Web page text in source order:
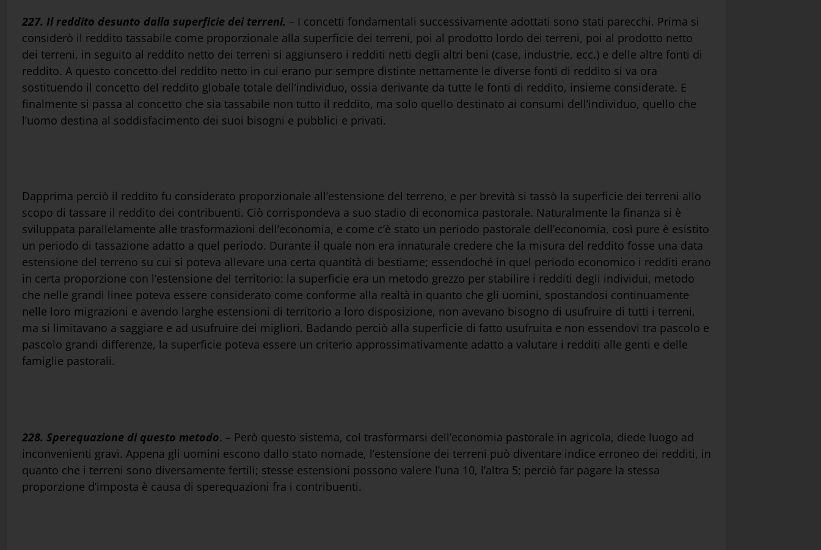
227. Il reddito desunto dalla superficie dei terreni. – I concetti fondamentali successivamente adottati sono stati parecchi. Prima si
considerò il reddito tassabile come proporzionale alla superficie dei terreni, poi al prodotto lordo dei terreni, poi al prodotto netto
dei terreni, in seguito al reddito netto dei terreni si aggiunsero i redditi netti degli altri beni (case, industrie, ecc.) e delle altre fonti di
reddito. A questo concetto del reddito netto in cui erano pur sempre distinte nettamente le diverse fonti di reddito si va ora
sostituendo il concetto del reddito globale totale dell’individuo, ossia derivante da tutte le fonti di reddito, insieme considerate. E
finalmente si passa al concetto che sia tassabile non tutto il reddito, ma solo quello destinato ai consumi dell’individuo, quello che
l’uomo destina al soddisfacimento dei suoi bisogni e pubblici e privati.
Dapprima perciò il reddito fu considerato proporzionale all’estensione del terreno, e per brevità si tassò la superficie dei terreni allo
scopo di tassare il reddito dei contribuenti. Ciò corrispondeva a suo stadio di economica pastorale. Naturalmente la finanza si è
sviluppata parallelamente alle trasformazioni dell’economia, e come c’è stato un periodo pastorale dell’economia, così pure è esistito
un periodo di tassazione adatto a quel periodo. Durante il quale non era innaturale credere che la misura del reddito fosse una data
estensione del terreno su cui si poteva allevare una certa quantità di bestiame; essendoché in quel periodo economico i redditi erano
in certa proporzione con l’estensione del territorio: la superficie era un metodo grezzo per stabilire i redditi degli individui, metodo
che nelle grandi linee poteva essere considerato come conforme alla realtà in quanto che gli uomini, spostandosi continuamente
nelle loro migrazioni e avendo larghe estensioni di territorio a loro disposizione, non avevano bisogno di usufruire di tutti i terreni,
ma si limitavano a saggiare e ad usufruire dei migliori. Badando perciò alla superficie di fatto usufruita e non essendovi tra pascolo e
pascolo grandi differenze, la superficie poteva essere un criterio approssimativamente adatto a valutare i redditi alle genti e delle
famiglie pastorali.
228. Sperequazione di questo metodo. – Però questo sistema, col trasformarsi dell’economia pastorale in agricola, diede luogo ad
inconvenienti gravi. Appena gli uomini escono dallo stato nomade, l’estensione dei terreni può diventare indice erroneo dei redditi, in
quanto che i terreni sono diversamente fertili; stesse estensioni possono valere l’una 10, l’altra 5; perciò far pagare la stessa
proporzione d’imposta è causa di sperequazioni fra i contribuenti.